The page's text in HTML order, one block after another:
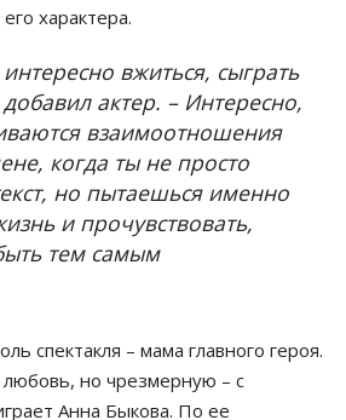
характера.
вжиться, сыграть
актер. – Интересно,
взаимоотношения
когда ты не просто
но пытаешься именно
и прочувствовать,
тем самым
спектакля – мама главного героя.
но чрезмерную – с
Анна Быкова. По ее